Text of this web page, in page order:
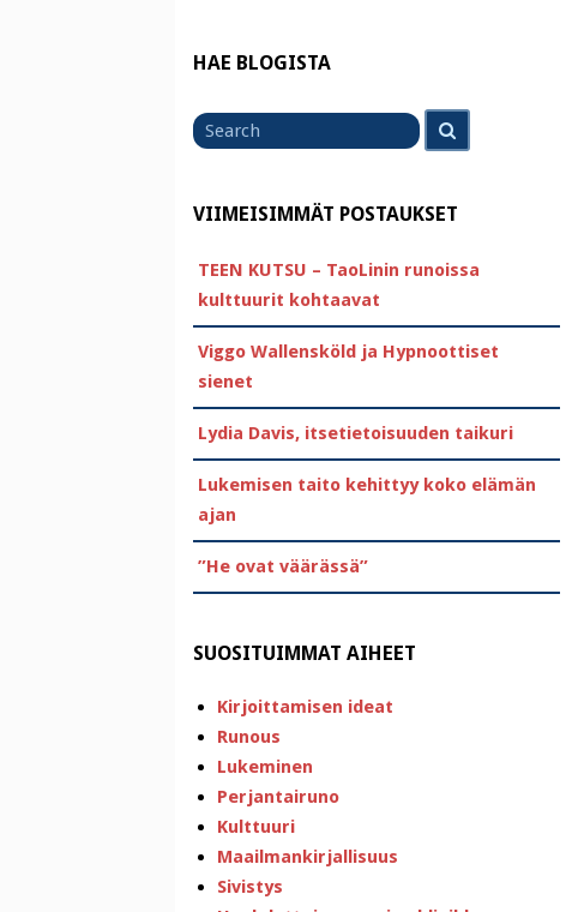
HAE BLOGISTA
for
VIIMEISIMMÄT POSTAUKSET
TEEN KUTSU – TaoLinin runoissa
kulttuurit kohtaavat
Viggo Wallensköld ja Hypnoottiset
sienet
Lydia Davis, itsetietoisuuden taikuri
Lukemisen taito kehittyy koko elämän
ajan
”He ovat väärässä”
SUOSITUIMMAT AIHEET
Kirjoittamisen ideat
Runous
Lukeminen
Perjantairuno
Kulttuuri
Maailmankirjallisuus
Sivistys